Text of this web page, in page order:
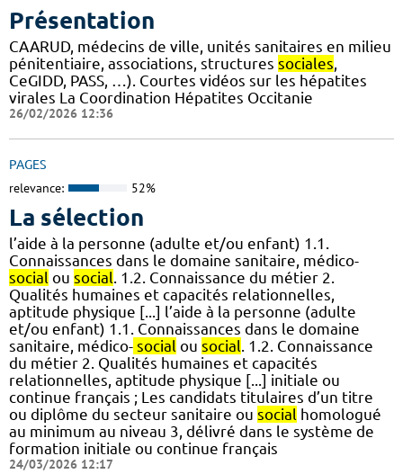
Présentation
CAARUD, médecins de ville, unités sanitaires en milieu
pénitentiaire, associations, structures sociales,
CeGIDD, PASS, …). Courtes vidéos sur les hépatites
virales La Coordination Hépatites Occitanie
26/02/2026 12:36
PAGES
relevance: 52%
La sélection
l’aide à la personne (adulte et/ou enfant) 1.1.
Connaissances dans le domaine sanitaire, médico-
social ou social. 1.2. Connaissance du métier 2.
Qualités humaines et capacités relationnelles,
aptitude physique [...] l’aide à la personne (adulte
et/ou enfant) 1.1. Connaissances dans le domaine
sanitaire, médico- social ou social. 1.2. Connaissance
du métier 2. Qualités humaines et capacités
relationnelles, aptitude physique [...] initiale ou
continue français ; Les candidats titulaires d’un titre
ou diplôme du secteur sanitaire ou social homologué
au minimum au niveau 3, délivré dans le système de
formation initiale ou continue français
24/03/2026 12:17